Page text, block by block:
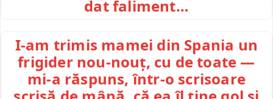
dat faliment…
I-am trimis mamei din Spania un
frigider nou-nouț, cu de toate —
mi-a răspuns, într-o scrisoare